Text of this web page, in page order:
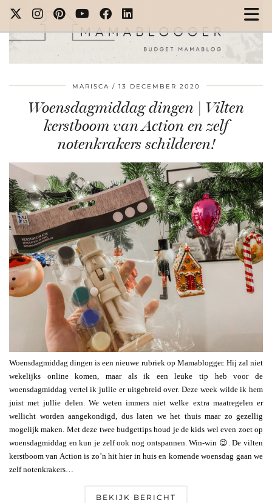
MARISCA 13 DECEMBER 2020
Woensdagmiddag dingen | Vilten
kerstboom van Action en zelf
notenkrakers schilderen!
Woensdagmiddag dingen is een nieuwe rubriek op Mamablogger. Hij zal niet
wekelijks online komen, maar als ik een leuke tip heb voor de
woensdagmiddag vertel ik jullie er uitgebreid over. Deze week wilde ik hem
juist met jullie delen. We weten immers niet welke extra maatregelen er
wellicht worden aangekondigd, dus laten we het thuis maar zo gezellig
mogelijk maken. Met deze twee budgettips houd je de kids wel even zoet op
woensdagmiddag en kun je zelf ook nog ontspannen. Win-win 😉. De vilten
kerstboom van Action is zo’n hit hier in huis en komende woensdag gaan we
zelf notenkrakers…
BEKIJK BERICHT